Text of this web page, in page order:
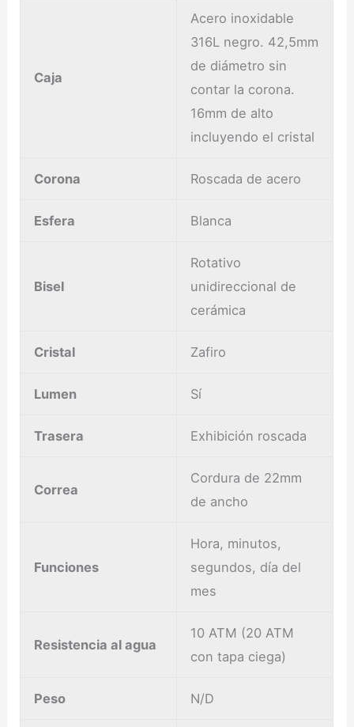
Caja
Acero inoxidable
316L negro. 42,5mm
de diámetro sin
contar la corona.
16mm de alto
incluyendo el cristal
Corona Roscada de acero
Esfera Blanca
Bisel
Rotativo
unidireccional de
cerámica
Cristal Zafiro
Lumen Sí
Trasera Exhibición roscada
Correa
Cordura de 22mm
de ancho
Funciones
Hora, minutos,
segundos, día del
mes
Resistencia al agua
10 ATM (20 ATM
con tapa ciega)
Peso N/D